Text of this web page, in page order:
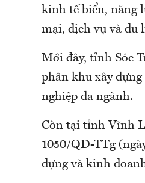
kinh tế biển, năng
mại, dịch vụ và du
Mới đây, tỉnh Sóc
phân khu xây
nghiệp đa ngành.
Còn tại tỉnh Vĩnh
1050/QĐ-TTg
dựng và kinh